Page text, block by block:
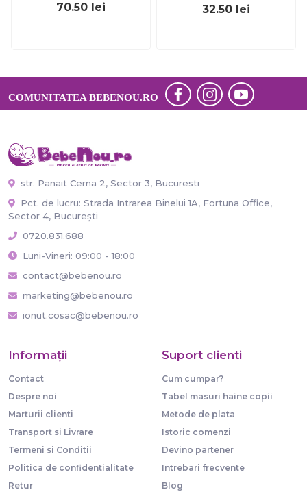
70.50 lei 32.50 lei
COMUNITATEA BEBENOU.RO
str. Panait Cerna 2, Sector 3, Bucuresti
Pct. de lucru: Strada Intrarea Binelui 1A, Fortuna Office,
Sector 4, București
0720.831.688
Luni-Vineri: 09:00 - 18:00
contact@bebenou.ro
marketing@bebenou.ro
ionut.cosac@bebenou.ro
Informaţii
Contact
Despre noi
Marturii clienti
Transport si Livrare
Termeni si Conditii
Politica de confidentialitate
Retur
Suport clienti
Cum cumpar?
Tabel masuri haine copii
Metode de plata
Istoric comenzi
Devino partener
Intrebari frecvente
Blog